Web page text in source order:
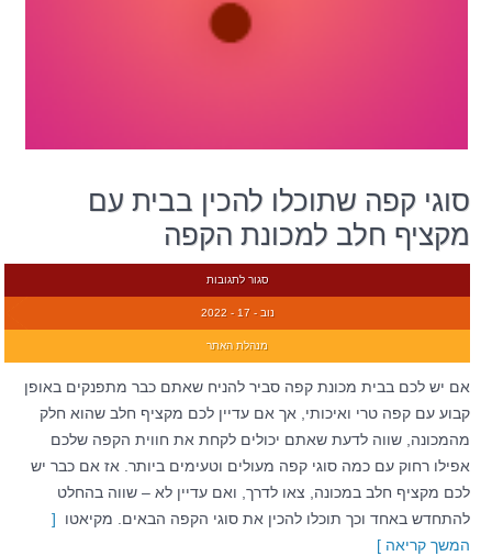
סוגי קפה שתוכלו להכין בבית עם
מקציף חלב למכונת הקפה
סגור לתגובות
נוב - 17 - 2022
מנהלת האתר
אם יש לכם בבית מכונת קפה סביר להניח שאתם כבר מתפנקים באופן
קבוע עם קפה טרי ואיכותי, אך אם עדיין לכם מקציף חלב שהוא חלק
מהמכונה, שווה לדעת שאתם יכולים לקחת את חווית הקפה שלכם
אפילו רחוק עם כמה סוגי קפה מעולים וטעימים ביותר. אז אם כבר יש
לכם מקציף חלב במכונה, צאו לדרך, ואם עדיין לא – שווה בהחלט
להתחדש באחד וכך תוכלו להכין את סוגי הקפה הבאים. מקיאטו [
המשך קריאה ]